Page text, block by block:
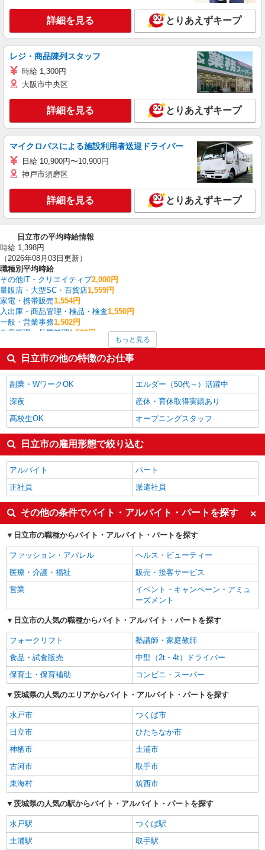
詳細を見る とりあえずキープ
レジ・商品陳列スタッフ
時給 1,300円
大阪市中央区
詳細を見る とりあえずキープ
マイクロバスによる施設利用者送迎ドライバー
日給 10,900円〜10,900円
神戸市須磨区
詳細を見る とりあえずキープ
日立市の平均時給情報
時給 1,398円
（2026年08月03日更新）
職種別平均時給
その他IT・クリエイティブ2,000円
量販店・大型SC・百貨店1,559円
家電・携帯販売1,554円
入出庫・商品管理・検品・検査1,550円
一般・営業事務1,502円
生産管理・品質管理1,500円
システムエンジニア・プログラマー 1,500円
その他介護・福祉1,500円
建築・土木・設備1,500円
看護師・保健師・看護助手・助産師1,490円
日立市の他の職種の平均時給を見る
もっと見る
日立市の他の特徴のお仕事
副業・WワークOK
エルダー（50代～）活躍中
深夜
産休・育休取得実績あり
高校生OK
オープニングスタッフ
日立市の雇用形態で絞り込む
アルバイト
パート
正社員
派遣社員
その他の条件でバイト・アルバイト・パートを探す
日立市の職種からバイト・アルバイト・パートを探す
ファッション・アパレル
ヘルス・ビューティー
医療・介護・福祉
販売・接客サービス
営業
イベント・キャンペーン・アミュ
ーズメント
日立市の人気の職種からバイト・アルバイト・パートを探す
フォークリフト
塾講師・家庭教師
食品・試食販売
中型（2t・4t）ドライバー
保育士・保育補助
コンビニ・スーパー
茨城県の人気のエリアからバイト・アルバイト・パートを探す
水戸市
つくば市
日立市
ひたちなか市
神栖市
土浦市
古河市
取手市
東海村
筑西市
茨城県の人気の駅からバイト・アルバイト・パートを探す
水戸駅
つくば駅
土浦駅
取手駅